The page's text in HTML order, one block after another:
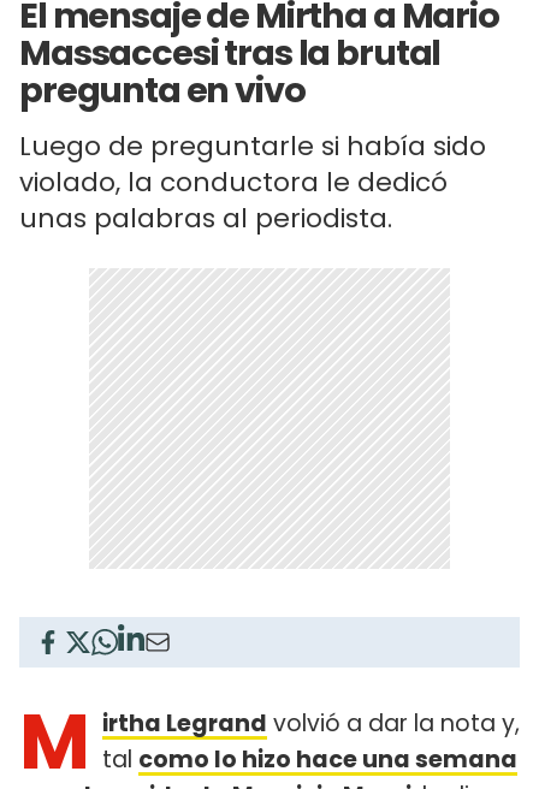
El mensaje de Mirtha a Mario
Massaccesi tras la brutal
pregunta en vivo
Luego de preguntarle si había sido
violado, la conductora le dedicó
unas palabras al periodista.
M irtha Legrand volvió a dar la nota y,
tal como lo hizo hace una semana